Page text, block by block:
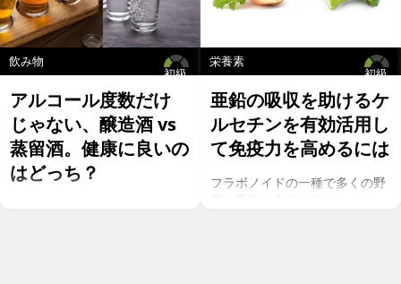
初級
飲み物
アルコール度数だけ
じゃない、醸造酒 vs
蒸留酒。健康に良いの
はどっち？
初級
栄養素
亜鉛の吸収を助けるケ
ルセチンを有効活用し
て免疫力を高めるには
フラボノイドの一種で多くの野
菜や果物に含まれるケルセチ